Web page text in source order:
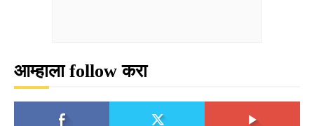
आम्हाला follow करा